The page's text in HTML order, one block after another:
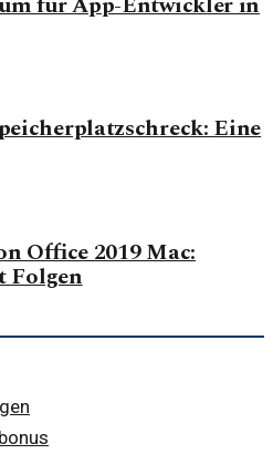
Eine
Office 2019 Mac:
Folgen